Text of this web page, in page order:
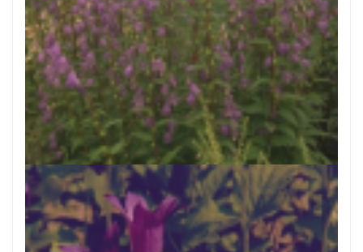
Bekerklokje
Adenophora potaninii